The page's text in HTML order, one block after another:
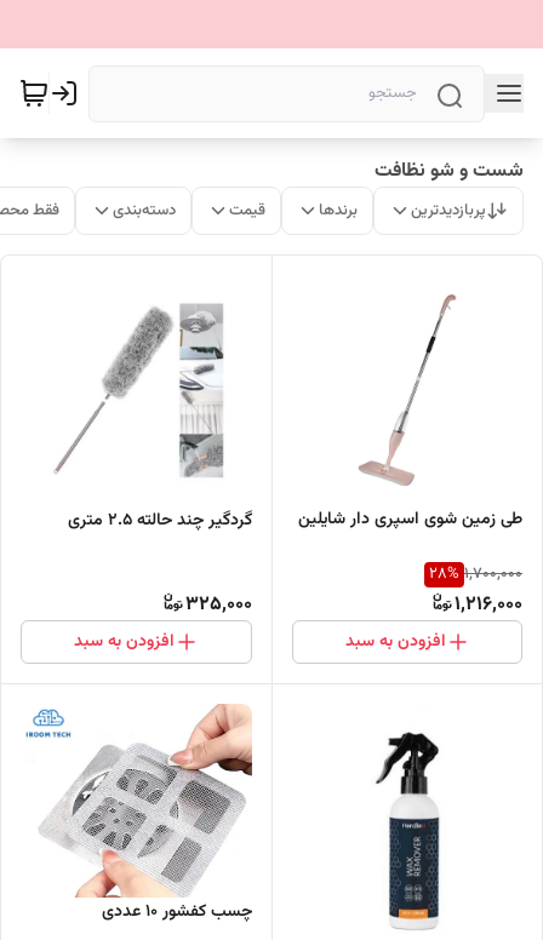
شست و شو نظافت
پربازدیدترین برندها قیمت دسته‌بندی فقط
طی زمین شوی اسپری دار شایلین
1,700,000
28%
1,216,000
افزودن به سبد
گردگیر چند حالته 2.5 متری
325,000
افزودن به سبد
چسب کفشور 10 عددی